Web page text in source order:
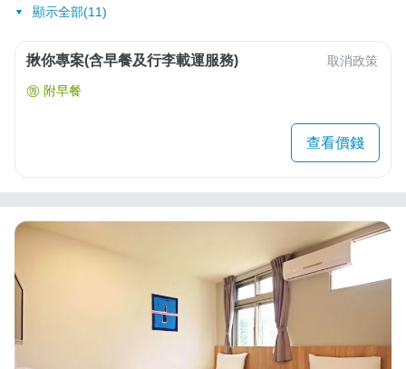
顯示全部(11)
揪你專案(含早餐及行李載運服務) 取消政策
附早餐
查看價錢